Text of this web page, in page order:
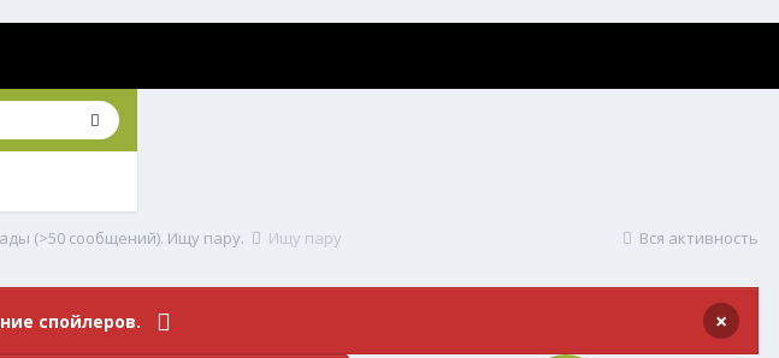
Вся активность
(>50 сообщений). Ищу пару. Ищу пару
спойлеров. ×